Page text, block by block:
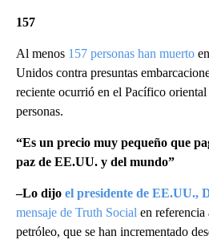
157
Al menos 157 personas han muerto
Unidos contra presuntas
reciente ocurrió en el Pacífico
personas.
“Es un precio muy pequeño que
paz de EE.UU. y del mundo”
–Lo dijo el presidente de EE.UU.,
mensaje de Truth Social en referencia
petróleo, que se han incrementado